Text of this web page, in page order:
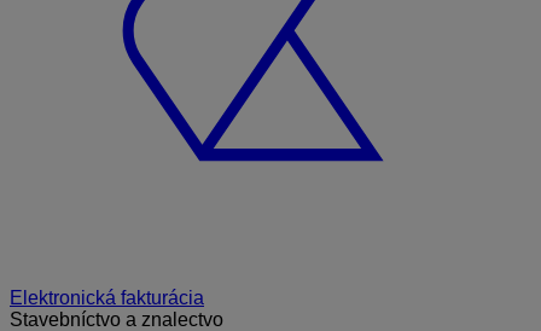
Elektronická fakturácia
Stavebníctvo a znalectvo